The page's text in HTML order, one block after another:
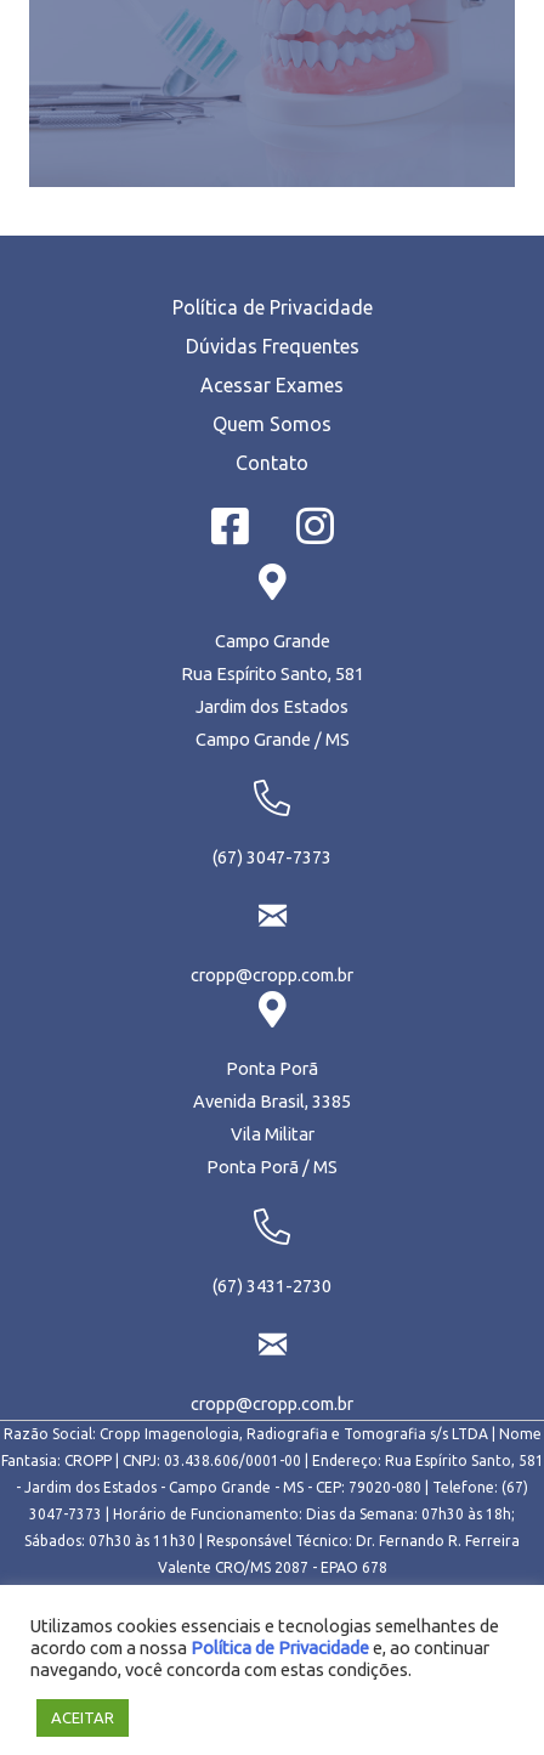
Política de Privacidade
Dúvidas Frequentes
Acessar Exames
Quem Somos
Contato
Campo Grande
Rua Espírito Santo, 581
Jardim dos Estados
Campo Grande / MS
(67) 3047-7373
cropp@cropp.com.br
Ponta Porã
Avenida Brasil, 3385
Vila Militar
Ponta Porã / MS
(67) 3431-2730
cropp@cropp.com.br
Razão Social: Cropp Imagenologia, Radiografia e Tomografia s/s LTDA | Nome
Fantasia: CROPP | CNPJ: 03.438.606/0001-00 | Endereço: Rua Espírito Santo, 581
- Jardim dos Estados - Campo Grande - MS - CEP: 79020-080 | Telefone: (67)
3047-7373 | Horário de Funcionamento: Dias da Semana: 07h30 às 18h;
Sábados: 07h30 às 11h30 | Responsável Técnico: Dr. Fernando R. Ferreira
Valente CRO/MS 2087 - EPAO 678
Desenvolvido e Hospedado por
Utilizamos cookies essenciais e tecnologias semelhantes de
acordo com a nossa Política de Privacidadee, ao continuar
navegando, você concorda com estas condições.
ACEITAR